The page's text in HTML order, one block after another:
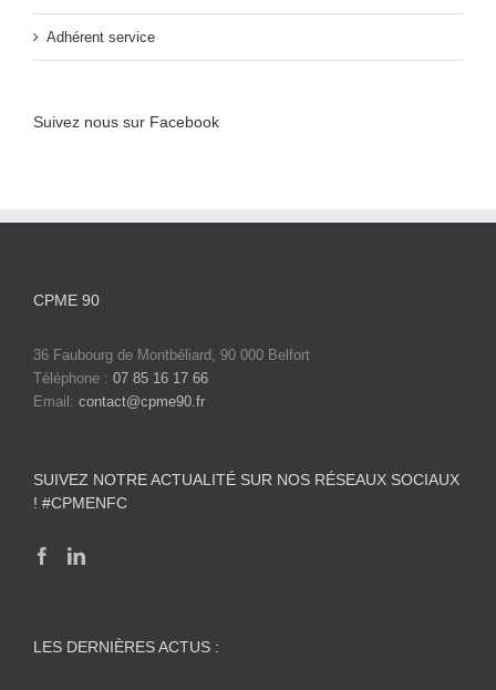
Adhérent service
Suivez nous sur Facebook
CPME 90
36 Faubourg de Montbéliard, 90 000 Belfort
Téléphone : 07 85 16 17 66
Email: contact@cpme90.fr
SUIVEZ NOTRE ACTUALITÉ SUR NOS RÉSEAUX SOCIAUX
! #CPMENFC
LES DERNIÈRES ACTUS :